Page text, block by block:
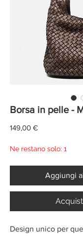
Borsa in pelle -
149,00 €Prezzo
Ne restano solo: 1
Aggiungi
Design unico per